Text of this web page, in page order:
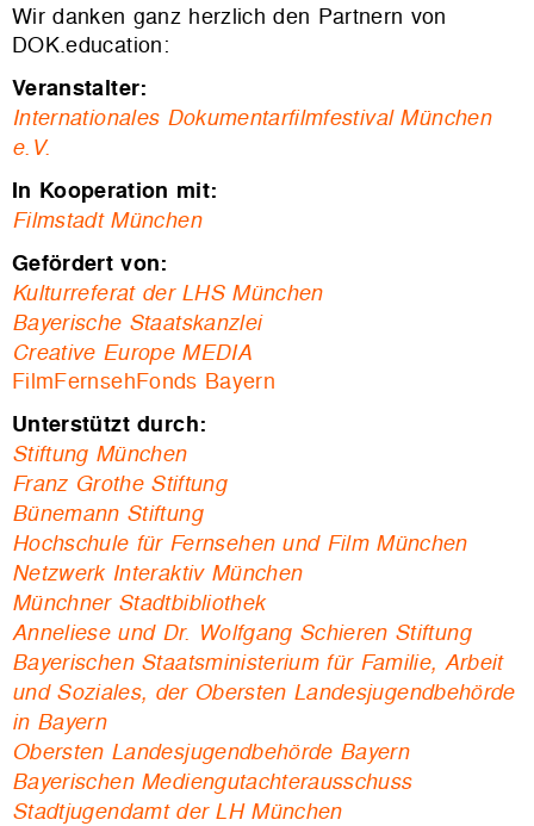
Wir danken ganz herzlich den Partnern von
DOK.education:
Veranstalter:
Internationales Dokumentarfilmfestival München
e.V.
In Kooperation mit:
Filmstadt München
Gefördert von:
Kulturreferat der LHS München
Bayerische Staatskanzlei
Creative Europe MEDIA
FilmFernsehFonds Bayern
Unterstützt durch:
StiftungMünchen
Franz Grothe Stiftung
BünemannStiftung
Hochschule für Fernsehen und Film München
Netzwerk Interaktiv München
Münchner Stadtbibliothek
Anneliese und Dr. Wolfgang Schieren Stiftung
Bayerischen Staatsministerium für Familie, Arbeit
und Soziales, der Obersten Landesjugendbehörde
in Bayern
Obersten Landesjugendbehörde Bayern
Bayerischen Mediengutachterausschuss
Stadtjugendamt der LH München